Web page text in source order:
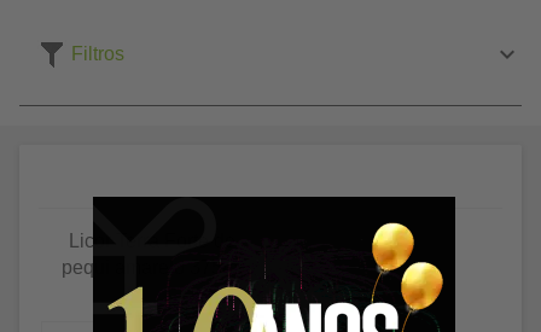
Filtros
Licor Terra Forte de
pequi amarelo 375ml